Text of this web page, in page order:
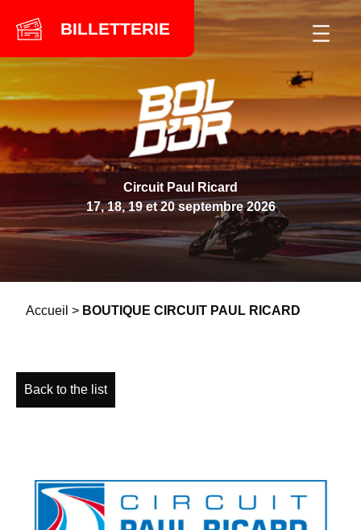
Circuit Paul Ricard
17, 18, 19 et 20 septembre 2026
BILLETTERIE
Accueil > BOUTIQUE CIRCUIT PAUL RICARD
Back to the list